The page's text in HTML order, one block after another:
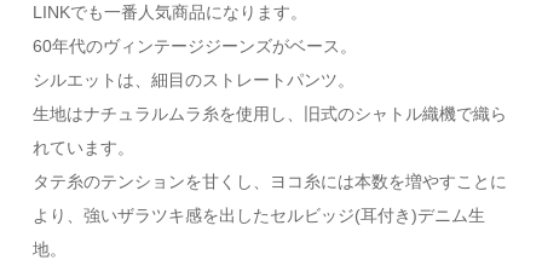
LINKでも一番人気商品になります。
60年代のヴィンテージジーンズがベース。
シルエットは、細目のストレートパンツ。
生地はナチュラルムラ糸を使用し、旧式のシャトル織機で織ら
れています。
タテ糸のテンションを甘くし、ヨコ糸には本数を増やすことに
より、強いザラツキ感を出したセルビッジ(耳付き)デニム生
地。